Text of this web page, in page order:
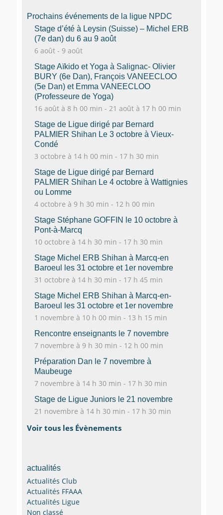
Prochains événements de la ligue NPDC
Stage d’été à Leysin (Suisse) – Michel ERB
(7e dan) du 6 au 9 août
6 août - 9 août
Stage Aïkido et Yoga à Salignac- Olivier
BURY (6e Dan), François VANEECLOO
(5e Dan) et Emma VANEECLOO
(Professeure de Yoga)
16 août à 8 h 00 min - 21 août à 17 h 00 min
Stage de Ligue dirigé par Bernard
PALMIER Shihan Le 3 octobre à Vieux-
Condé
3 octobre à 14 h 00 min - 17 h 30 min
Stage de Ligue dirigé par Bernard
PALMIER Shihan Le 4 octobre à Wattignies
ou Lomme
4 octobre à 9 h 30 min - 12 h 00 min
Stage Stéphane GOFFIN le 10 octobre à
Pont-à-Marcq
10 octobre à 14 h 30 min - 17 h 30 min
Stage Michel ERB Shihan à Marcq-en
Baroeul les 31 octobre et 1er novembre
31 octobre à 14 h 30 min - 17 h 45 min
Stage Michel ERB Shihan à Marcq-en-
Baroeul les 31 octobre et 1er novembre
1 novembre à 10 h 00 min - 13 h 15 min
Rencontre enseignants le 7 novembre
7 novembre à 9 h 30 min - 12 h 00 min
Préparation Dan le 7 novembre à
Maubeuge
7 novembre à 14 h 30 min - 17 h 30 min
Stage de Ligue Juniors le 21 novembre
21 novembre à 14 h 30 min - 17 h 30 min
Voir tous les Évènements
actualités
Actualités Club
Actualités FFAAA
Actualités Ligue
Non classé